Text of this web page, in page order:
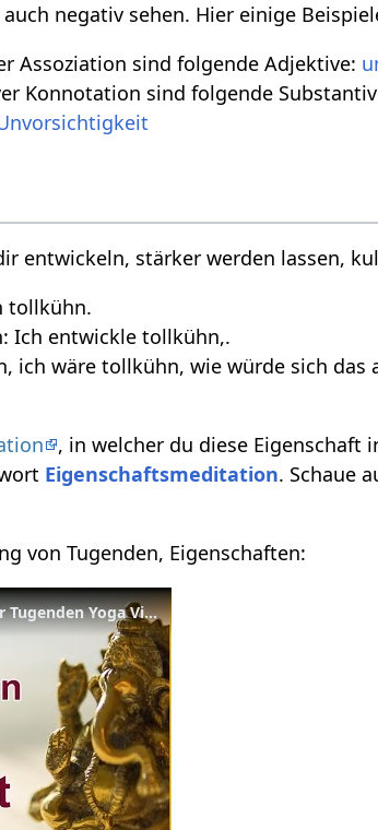
negativ sehen. Hier einige
Assoziation sind folgende Adjektive:
Konnotation sind folgende
entwickeln, stärker werden lassen,
tollkühn.
Ich entwickle tollkühn,.
ich wäre tollkühn, wie würde sich das
, in welcher du diese Eigenschaft
Eigenschaftsmeditation. Schaue
von Tugenden, Eigenschaften:
Gleichmut - Was, Wie und Wozu - Lexikon der Tugenden Yoga Vidya